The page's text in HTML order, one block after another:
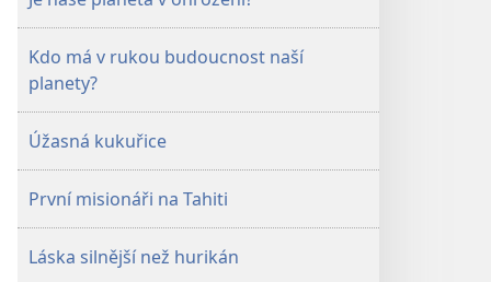
Kdo má v rukou budoucnost naší
planety?
Úžasná kukuřice
První misionáři na Tahiti
Láska silnější než hurikán